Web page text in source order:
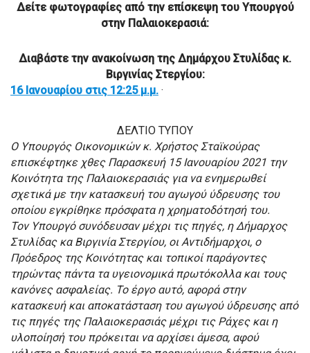
Δείτε φωτογραφίες από την επίσκεψη του Υπουργού
στην Παλαιοκερασιά:
Διαβάστε την ανακοίνωση της Δημάρχου Στυλίδας κ.
Βιργινίας Στεργίου:
16 Ιανουαρίου στις 12:25 μ.μ. ·
ΔΕΛΤΙΟ ΤΥΠΟΥ
Ο Υπουργός Οικονομικών κ. Χρήστος Σταϊκούρας
επισκέφτηκε χθες Παρασκευή 15 Ιανουαρίου 2021 την
Κοινότητα της Παλαιοκερασιάς για να ενημερωθεί
σχετικά με την κατασκευή του αγωγού ύδρευσης του
οποίου εγκρίθηκε πρόσφατα η χρηματοδότησή του.
Τον Υπουργό συνόδευσαν μέχρι τις πηγές, η Δήμαρχος
Στυλίδας κα Βιργινία Στεργίου, οι Αντιδήμαρχοι, ο
Πρόεδρος της Κοινότητας και τοπικοί παράγοντες
τηρώντας πάντα τα υγειονομικά πρωτόκολλα και τους
κανόνες ασφαλείας. Το έργο αυτό, αφορά στην
κατασκευή και αποκατάσταση του αγωγού ύδρευσης από
τις πηγές της Παλαιοκερασιάς μέχρι τις Ράχες και η
υλοποίησή του πρόκειται να αρχίσει άμεσα, αφού